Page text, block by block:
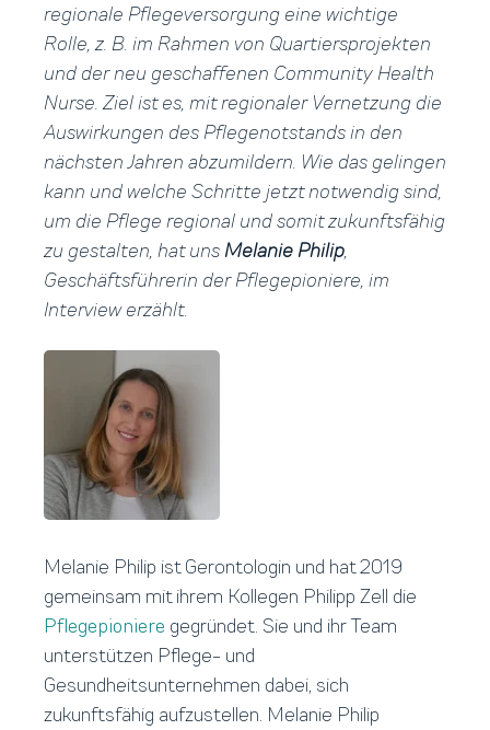
regionale Pflegeversorgung eine wichtige
Rolle, z. B. im Rahmen von Quartiersprojekten
und der neu geschaffenen Community Health
Nurse. Ziel ist es, mit regionaler Vernetzung die
Auswirkungen des Pflegenotstands in den
nächsten Jahren abzumildern. Wie das gelingen
kann und welche Schritte jetzt notwendig sind,
um die Pflege regional und somit zukunftsfähig
zu gestalten, hat uns Melanie Philip,
Geschäftsführerin der Pflegepioniere, im
Interview erzählt.
Melanie Philip ist Gerontologin und hat 2019
gemeinsam mit ihrem Kollegen Philipp Zell die
Pflegepioniere gegründet. Sie und ihr Team
unterstützen Pflege- und
Gesundheitsunternehmen dabei, sich
zukunftsfähig aufzustellen. Melanie Philip